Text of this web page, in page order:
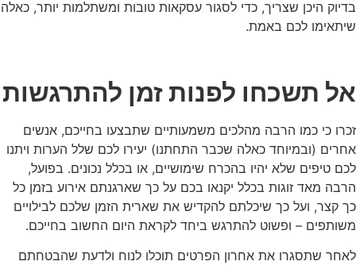
בדיוק היכן שצריך, כדי לסגור עסקאות טובות ומשתלמות יותר, כאלה
שיתאימו לכם באמת.
אל תשכחו לפנות זמן להתרגשות
זכרו כי כמו הרבה מהלכים משמעותיים שתבצעו בחייכם, אנשים
אחרים (ובמיוחד כאלה שכבר התחתנו) יעירו לכם שלל הערות ויתנו
לכם טיפים שלא יהיו בהכרח שימושיים, או בכלל נכונים. בפועל,
הרבה מאד זוגות בכלל יקנאו בכם על כך שארגנתם אירוע בזמן כל
כך קצר, ועל כך שיכלתם להקדיש את שארית הזמן שלכם לבילויים
משותפים – ופשוט להתרגש ביחד לקראת היום החשוב בחייכם.
לאחר שתסגרו את אחרון הפרטים תוכלו לנוח ולדעת שהבטחתם